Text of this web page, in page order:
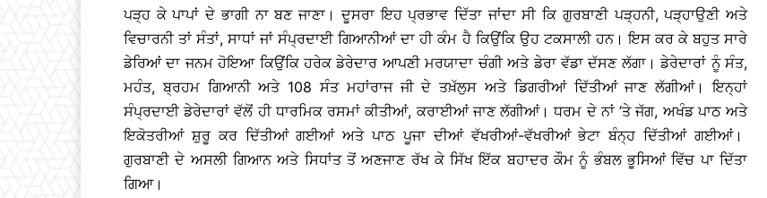
ਪੜ੍ਹ ਕੇ ਪਾਪਾਂ ਦੇ ਭਾਗੀ ਨਾ ਬਣ ਜਾਣਾ। ਦੂਸਰਾ ਇਹ ਪ੍ਰਭਾਵ ਦਿੱਤਾ ਜਾਂਦਾ ਸੀ ਕਿ ਗੁਰਬਾਣੀ ਪੜ੍ਹਨੀ, ਪੜ੍ਹਾਉਣੀ ਅਤੇ
ਵਿਚਾਰਨੀ ਤਾਂ ਸੰਤਾਂ, ਸਾਧਾਂ ਜਾਂ ਸੰਪ੍ਰਦਾਈ ਗਿਆਨੀਆਂ ਦਾ ਹੀ ਕੰਮ ਹੈ ਕਿਉਂਕਿ ਉਹ ਟਕਸਾਲੀ ਹਨ। ਇਸ ਕਰ ਕੇ ਬਹੁਤ ਸਾਰੇ
ਡੇਰਿਆਂ ਦਾ ਜਨਮ ਹੋਇਆ ਕਿਉਂਕਿ ਹਰੇਕ ਡੇਰੇਦਾਰ ਆਪਣੀ ਮਰਯਾਦਾ ਚੰਗੀ ਅਤੇ ਡੇਰਾ ਵੱਡਾ ਦੱਸਣ ਲੱਗਾ। ਡੇਰੇਦਾਰਾਂ ਨੂੰ ਸੰਤ,
ਮਹੰਤ, ਬ੍ਰਹਮ ਗਿਆਨੀ ਅਤੇ 108 ਸੰਤ ਮਹਾਂਰਾਜ ਜੀ ਦੇ ਤਖ਼ੱਲੁਸ ਅਤੇ ਡਿਗਰੀਆਂ ਦਿੱਤੀਆਂ ਜਾਣ ਲੱਗੀਆਂ। ਇਨ੍ਹਾਂ
ਸੰਪ੍ਰਦਾਈ ਡੇਰੇਦਾਰਾਂ ਵੱਲੋਂ ਹੀ ਧਾਰਮਿਕ ਰਸਮਾਂ ਕੀਤੀਆਂ, ਕਰਾਈਆਂ ਜਾਣ ਲੱਗੀਆਂ। ਧਰਮ ਦੇ ਨਾਂ ’ਤੇ ਜੱਗ, ਅਖੰਡ ਪਾਠ ਅਤੇ
ਇਕੋਤਰੀਆਂ ਸ਼ੁਰੂ ਕਰ ਦਿੱਤੀਆਂ ਗਈਆਂ ਅਤੇ ਪਾਠ ਪੂਜਾ ਦੀਆਂ ਵੱਖਰੀਆਂ-ਵੱਖਰੀਆਂ ਭੇਟਾ ਬੰਨ੍ਹ ਦਿੱਤੀਆਂ ਗਈਆਂ।
ਗੁਰਬਾਣੀ ਦੇ ਅਸਲੀ ਗਿਆਨ ਅਤੇ ਸਿਧਾਂਤ ਤੋਂ ਅਣਜਾਣ ਰੱਖ ਕੇ ਸਿੱਖ ਇੱਕ ਬਹਾਦਰ ਕੌਮ ਨੂੰ ਭੰਬਲ ਭੂਸਿਆਂ ਵਿੱਚ ਪਾ ਦਿੱਤਾ
ਗਿਆ।